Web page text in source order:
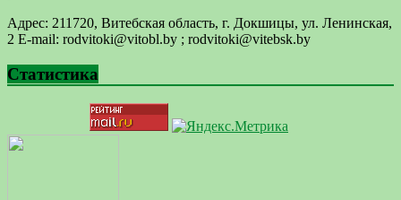
Адрес: 211720, Витебская область, г. Докшицы, ул. Ленинская,
2 E-mail: ​rodvitoki@​​vitobl​.by ; rodvitoki@vitebsk.by
Статистика